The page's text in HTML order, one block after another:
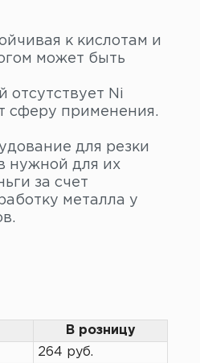
к кислотам и
может быть
Ni
сферу применения.
для резки
нужной для их
за счет
металла у
В розницу
264 руб.